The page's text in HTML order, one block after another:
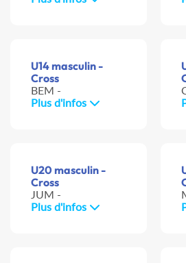
U14 masculin -
Cross
BEM -
Plus d'infos
U20 masculin -
Cross
JUM -
Plus d'infos